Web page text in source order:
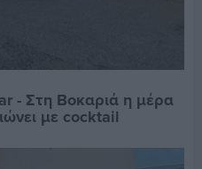
- Στη Βοκαριά η μέρα
με cocktail